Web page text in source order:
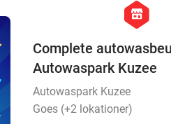
hexagon
store
Complete
Autowaspark Kuzee
Autowaspark Kuzee
Goes (+2 lokationer)